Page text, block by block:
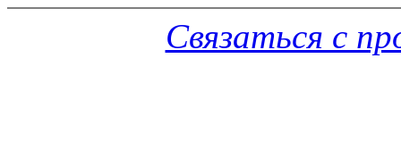
Связаться с